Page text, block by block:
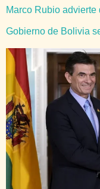
Marco Rubio advierte
Gobierno de Bolivia